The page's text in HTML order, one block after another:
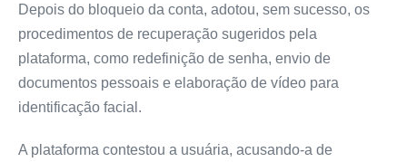
Depois do bloqueio da conta, adotou, sem sucesso, os
procedimentos de recuperação sugeridos pela
plataforma, como redefinição de senha, envio de
documentos pessoais e elaboração de vídeo para
identificação facial.
A plataforma contestou a usuária, acusando-a de